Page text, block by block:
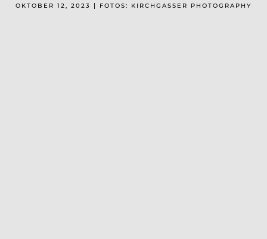
OKTOBER 12, 2023 | FOTOS: KIRCHGASSER PHOTOGRAPHY